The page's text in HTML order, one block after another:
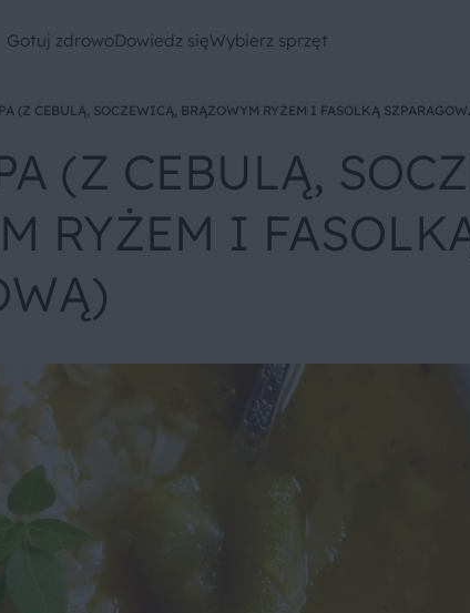
Gotuj zdrowoDowiedz sięWybierz sprzęt
(Z CEBULĄ, SOCZEWICĄ, BRĄZOWYM RYŻEM I FASOLKĄ
(Z CEBULĄ,
RYŻEM I